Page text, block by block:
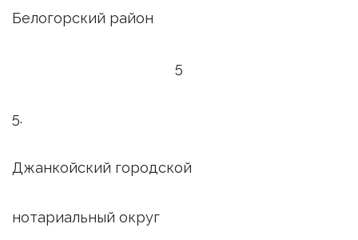
Белогорский район
5
5.
Джанкойский городской
нотариальный округ